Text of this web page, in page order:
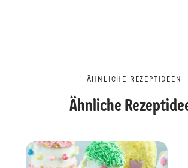
ÄHNLICHE REZEPTIDEEN
Ähnliche